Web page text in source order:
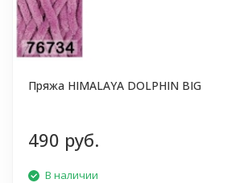
Пряжа HIMALAYA DOLPHIN BIG
490 руб.
В наличии